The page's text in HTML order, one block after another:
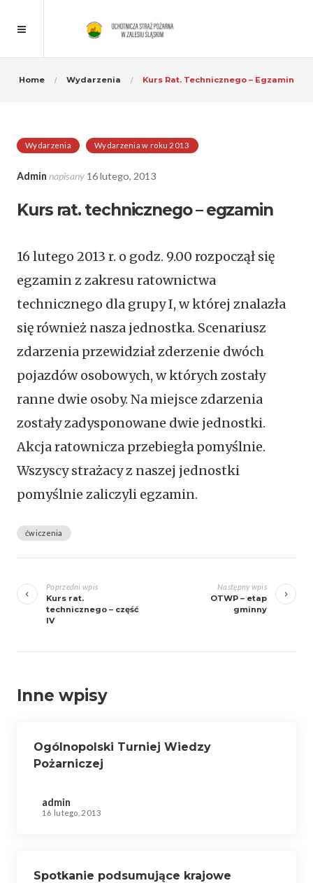
Home Wydarzenia Kurs Rat. Technicznego – Egzamin
Wydarzenia Wydarzenia w roku 2013
Admin napisany 16 lutego, 2013
Kurs rat. technicznego – egzamin
16 lutego 2013 r. o godz. 9.00 rozpoczął się
egzamin z zakresu ratownictwa
technicznego dla grupy I, w której znalazła
się również nasza jednostka. Scenariusz
zdarzenia przewidział zderzenie dwóch
pojazdów osobowych, w których zostały
ranne dwie osoby. Na miejsce zdarzenia
zostały zadysponowane dwie jednostki.
Akcja ratownicza przebiegła pomyślnie.
Wszyscy strażacy z naszej jednostki
pomyślnie zaliczyli egzamin.
ćwiczenia
wpisyPoprzedni wpis
Kurs rat.
technicznego – część
IV
Następny wpis
OTWP – etap
gminny
Inne wpisy
Ogólnopolski Turniej Wiedzy
Pożarniczej
admin
16 lutego, 2013
Spotkanie podsumujące krajowe